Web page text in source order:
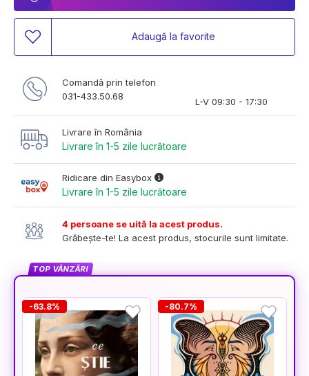
Adaugă la favorite
Comandă prin telefon
031-433.50.68
L-V 09:30 - 17:30
Livrare în România
Livrare în 1-5 zile lucrătoare
Ridicare din Easybox
Livrare în 1-5 zile lucrătoare
4 persoane se uită la acest produs.
Grăbește-te! La acest produs, stocurile sunt limitate.
TOP VÂNZĂRI
-63.8% -80.7%